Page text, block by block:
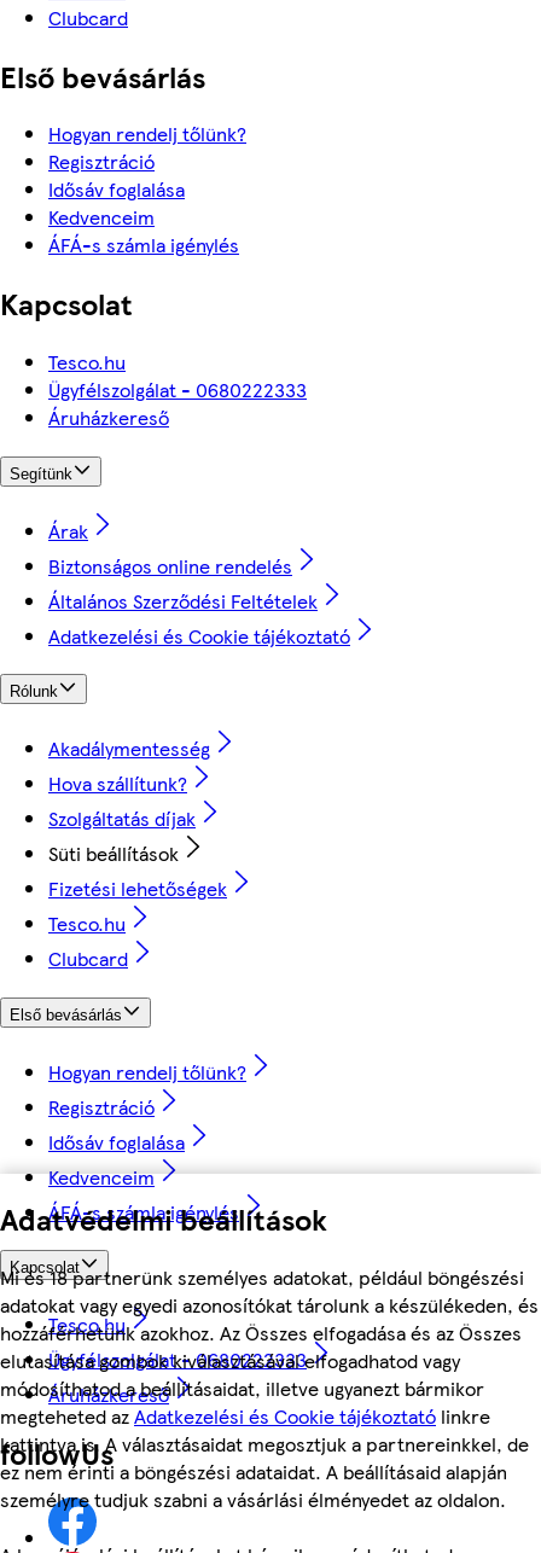
Adatvédelmi beállítások
Mi és 18 partnerünk személyes adatokat, például böngészési
adatokat vagy egyedi azonosítókat tárolunk a készülékeden, és
hozzáférhetünk azokhoz. Az Összes elfogadása és az Összes
elutasítása gombok kiválasztásával elfogadhatod vagy
módosíthatod a beállításaidat, illetve ugyanezt bármikor
megteheted azAdatkezelési és Cookie tájékoztató linkre
kattintva is. A választásaidat megosztjuk a partnereinkkel, de
ez nem érinti a böngészési adataidat. A beállításaid alapján
személyre tudjuk szabni a vásárlási élményedet az oldalon.
Clubcard
Első bevásárlás
Hogyan rendelj tőlünk?
Regisztráció
Idősáv foglalása
Kedvenceim
ÁFÁ-s számla igénylés
Kapcsolat
Tesco.hu
Ügyfélszolgálat - 0680222333
Áruházkereső
Segítünk
Árak
Biztonságos online rendelés
Általános Szerződési Feltételek
Adatkezelési és Cookie tájékoztató
Rólunk
Akadálymentesség
Hova szállítunk?
Szolgáltatás díjak
Süti beállítások
Fizetési lehetőségek
Tesco.hu
Clubcard
Első bevásárlás
Hogyan rendelj tőlünk?
Regisztráció
Idősáv foglalása
Kedvenceim
ÁFÁ-s számla igénylés
Kapcsolat
Tesco.hu
Ügyfélszolgálat - 0680222333
Áruházkereső
followUs